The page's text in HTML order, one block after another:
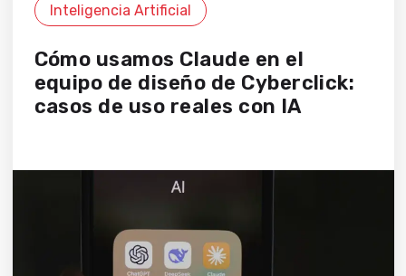
Inteligencia Artificial
Cómo usamos Claude en el
equipo de diseño de Cyberclick:
casos de uso reales con IA